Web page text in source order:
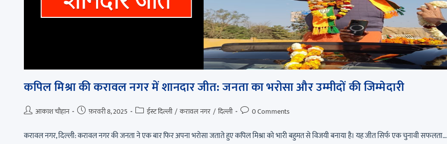
कपिल मिश्रा की करावल नगर में शानदार जीत: जनता का भरोसा और उम्मीदों की जिम्मेदारी
आकाश चौहान फ़रवरी 8, 2025 ईस्ट दिल्ली / करावल नगर / दिल्ली 0 Comments
करावल नगर, दिल्ली: करावल नगर की जनता ने एक बार फिर अपना भरोसा जताते हुए कपिल मिश्रा को भारी बहुमत से विजयी बनाया है। यह जीत सिर्फ एक चुनावी सफलता…